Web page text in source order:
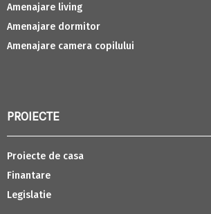
Amenajare living
Amenajare dormitor
Amenajare camera copilului
PROIECTE
Proiecte de casa
Finantare
Legislatie